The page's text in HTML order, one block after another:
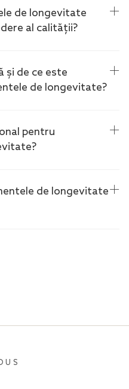
de longevitate
al calității?
și de ce este
de longevitate?
pentru
de longevitate